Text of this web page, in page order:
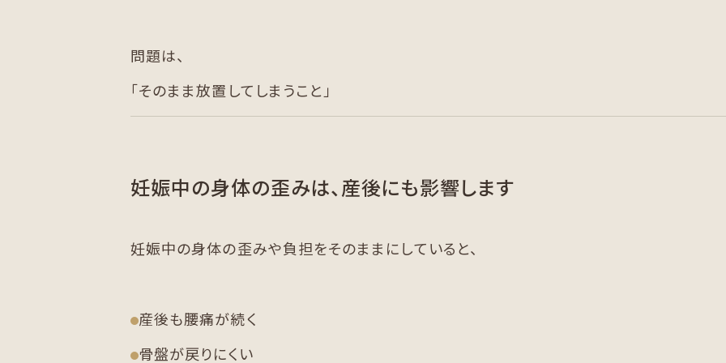
問題は、
「そのまま放置してしまうこと」
妊娠中の身体の歪みは、産後にも影響します
妊娠中の身体の歪みや負担をそのままにしていると、
産後も腰痛が続く
骨盤が戻りにくい